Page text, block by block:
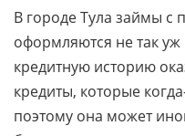
В городе Тула займы с
оформляются не так
кредитную историю
кредиты, которые
поэтому она может